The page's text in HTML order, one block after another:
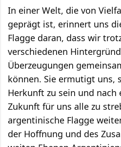
In einer Welt, die von
geprägt ist, erinnert uns
Flagge daran, dass wir
verschiedenen
Überzeugungen
können. Sie ermutigt uns,
Herkunft zu sein und nach
Zukunft für uns alle zu
argentinische Flagge
der Hoffnung und des